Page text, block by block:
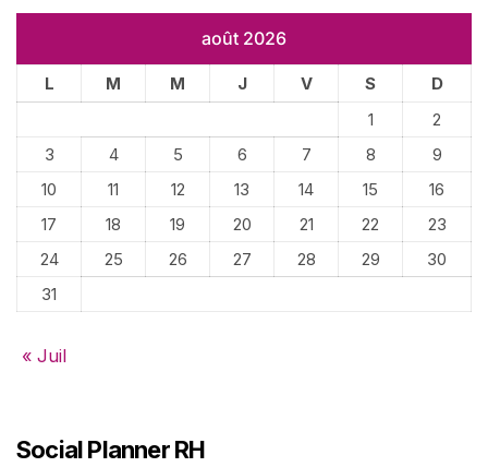
août 2026
L M M J V S
D
1
2
3
4 5 6 7 8
9
10
11 12 13 14 15
16
17
18 19 20 21 22
23
24
25 26 27 28 29
30
31
« Juil
Social Planner RH